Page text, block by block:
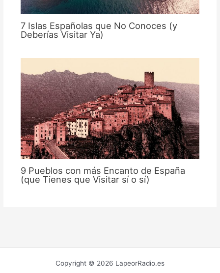
7 Islas Españolas que No Conoces (y
Deberías Visitar Ya)
9 Pueblos con más Encanto de España
(que Tienes que Visitar sí o sí)
Copyright © 2026 LapeorRadio.es